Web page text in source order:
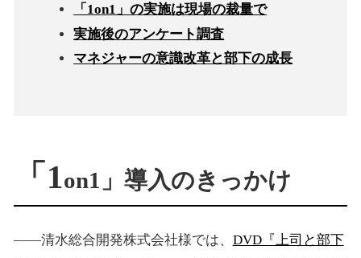
「1on1」の実施は現場の裁量で
実施後のアンケート調査
マネジャーの意識改革と部下の成長
「1on1」導入のきっかけ
――清水総合開発株式会社様では、 DVD『上司と部下